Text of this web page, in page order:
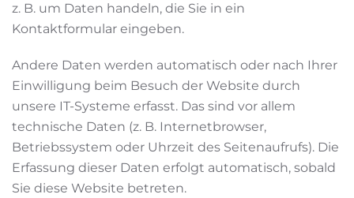
z. B. um Daten handeln, die Sie in ein
Kontaktformular eingeben.
Andere Daten werden automatisch oder nach Ihrer
Einwilligung beim Besuch der Website durch
unsere IT-Systeme erfasst. Das sind vor allem
technische Daten (z. B. Internetbrowser,
Betriebssystem oder Uhrzeit des Seitenaufrufs). Die
Erfassung dieser Daten erfolgt automatisch, sobald
Sie diese Website betreten.